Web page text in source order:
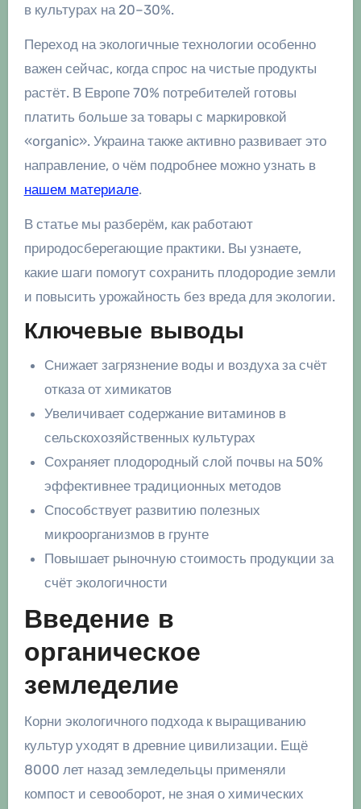
в культурах на 20–30%.
Переход на экологичные технологии особенно
важен сейчас, когда спрос на чистые продукты
растёт. В Европе 70% потребителей готовы
платить больше за товары с маркировкой
«organic». Украина также активно развивает это
направление, о чём подробнее можно узнать в
нашем материале.
В статье мы разберём, как работают
природосберегающие практики. Вы узнаете,
какие шаги помогут сохранить плодородие земли
и повысить урожайность без вреда для экологии.
Ключевые выводы
Снижает загрязнение воды и воздуха за счёт
отказа от химикатов
Увеличивает содержание витаминов в
сельскохозяйственных культурах
Сохраняет плодородный слой почвы на 50%
эффективнее традиционных методов
Способствует развитию полезных
микроорганизмов в грунте
Повышает рыночную стоимость продукции за
счёт экологичности
Введение в
органическое
земледелие
Корни экологичного подхода к выращиванию
культур уходят в древние цивилизации. Ещё
8000 лет назад земледельцы применяли
компост и севооборот, не зная о химических